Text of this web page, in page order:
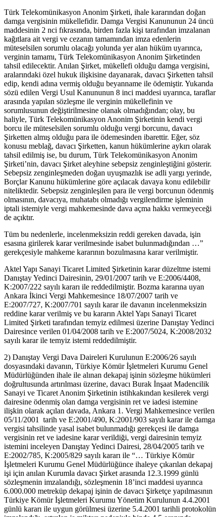
Türk Telekomünikasyon Anonim Şirketi, ihale kararından doğan
damga vergisinin mükellefidir. Damga Vergisi Kanununun 24 üncü
maddesinin 2 nci fıkrasında, birden fazla kişi tarafından imzalanan
kağıtlara ait vergi ve cezanın tamamından imza edenlerin
müteselsilen sorumlu olacağı yolunda yer alan hüküm uyarınca,
verginin tamamı, Türk Telekomünikasyon Anonim Şirketinden
tahsil edilecektir. Anılan Şirket, mükellefi olduğu damga vergisini,
aralarındaki özel hukuk ilişkisine dayanarak, davacı Şirketten tahsil
edip, kendi adına vermiş olduğu beyanname ile ödemiştir. Yukarıda
sözü edilen Vergi Usul Kanununun 8 inci maddesi uyarınca, taraflar
arasında yapılan sözleşme ile verginin mükellefinin ve
sorumlusunun değiştirilmesine olanak olmadığından; olay, bu
haliyle, Türk Telekomünikasyon Anonim Şirketinin kendi vergi
borcu ile müteselsilen sorumlu olduğu vergi borcunu, davacı
Şirketten almış olduğu para ile ödemesinden ibarettir. Eğer, söz
konusu meblağ, davacı Şirketten, kanun hükümlerine aykırı olarak
tahsil edilmiş ise, bu durum, Türk Telekomünikasyon Anonim
Şirketi’nin, davacı Şirket aleyhine sebepsiz zenginleştiğini gösterir.
Sebepsiz zenginleşmeden doğan uyuşmazlık ise adli yargı yerinde,
Borçlar Kanunu hükümlerine göre açılacak davaya konu edilebilir
niteliktedir. Sebepsiz zenginleşilen para ile vergi borcunun ödenmiş
olmasının, davacıya, muhatabı olmadığı vergilendirme işleminin
iptali istemiyle vergi mahkemesinde dava açma hakkı vermeyeceği
de açıktır.
Tüm bu nedenlerle, incelenmeksizin reddi gereken davada, işin
esasına girilerek karar verilmesinde isabet bulunmadığından …”
gerekçesiyle mahkeme kararının bozulmasına karar verilmiştir.
Aktel Yapı Sanayi Ticaret Limited Şirketinin karar düzeltme istemi
Danıştay Yedinci Dairesinin, 29/01/2007 tarih ve E:2006/4408,
K:2007/222 sayılı kararı ile reddedilmiştir. Bozma kararına uyan
Ankara İkinci Vergi Mahkemesince 18/07/2007 tarih ve
E:2007/727, K:2007/701 sayılı karar ile davanın incelenmeksizin
reddine karar verilmiş ve bu kararın Aktel Yapı Sanayi Ticaret
Limited Şirketi tarafından temyiz edilmesi üzerine Danıştay Yedinci
Dairesince verilen 01/04/2008 tarih ve E:2007/5024, K:2008/2032
sayılı karar ile temyiz istemi reddedilmiştir.
2) Danıştay Vergi Dava Daireleri Kurulunun E:2006/26 sayılı
dosyasındaki davanın, Türkiye Kömür İşletmeleri Kurumu Genel
Müdürlüğünden ihale ile alınan dekapaj işinin sözleşme hükümleri
doğrultusunda artırılması üzerine, davacı Burak İnşaat Madencilik
Sanayi ve Ticaret Anonim Şirketinin istihkakından kesilerek vergi
dairesine ödenmiş olan damga vergisinin ret ve iadesi istemine
ilişkin olarak açılan davada, Ankara 1. Vergi Mahkemesince verilen
05/11/2001 tarih ve E:2001/490, K:2001/903 sayılı karar ile damga
vergisi tahsilinde yasal isabet bulunmadığı gerekçesi ile damga
vergisinin ret ve iadesine karar verildiği, vergi dairesinin temyiz
istemini inceleyen Danıştay Yedinci Dairesi, 28/04/2005 tarih ve
E:2002/785, K:2005/829 sayılı kararı ile “… Türkiye Kömür
İşletmeleri Kurumu Genel Müdürlüğünce ihaleye çıkarılan dekapaj
işi için anılan Kurumla davacı Şirket arasında 12.3.1999 günlü
sözleşmenin imzalandığı, sözleşmenin 18’inci maddesi uyarınca
6.000.000 metreküp dekapaj işinin de davacı Şirketçe yapılmasının
Türkiye Kömür İşletmeleri Kurumu Yönetim Kurulunun 4.4.2001
günlü kararı ile uygun görülmesi üzerine 5.4.2001 tarihli protokolün